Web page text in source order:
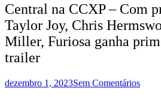
Central na CCXP – Com
Taylor Joy, Chris
Miller, Furiosa ganha
trailer
dezembro 1, 2023Sem Comentários